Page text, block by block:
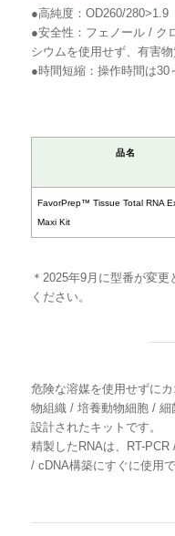
●高純度：OD260/280>1.9
●安全性：フェノール / ク
シウムを使用せず、有害
●時間短縮：操作時間は30
FavorPrep™ Tissue
Maxi Kit
＊2025年9月に型番が変
ください。
危険な溶媒を使用せずに
物組織 / 培養動物細胞 / 細
設計されたキットです。
精製したRNAは、RT-
/ cDNA構築にすぐに使用で